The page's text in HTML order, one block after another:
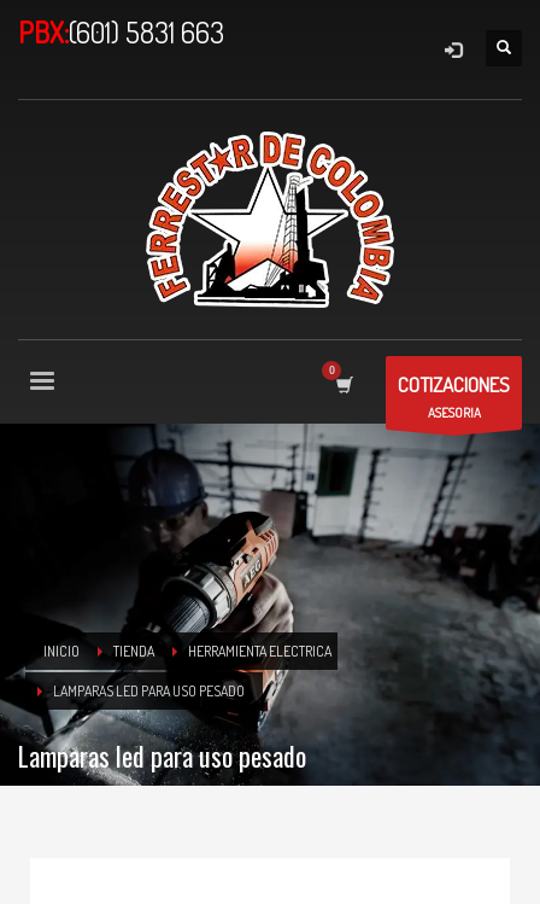
PBX:(601) 5831 663
COTIZACIONES
ASESORIA
INICIO TIENDA HERRAMIENTA ELECTRICA
LAMPARAS LED PARA USO PESADO
Lamparas led para uso pesado